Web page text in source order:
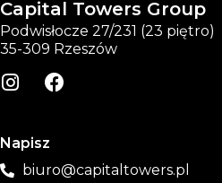
Capital Towers Group
Podwisłocze 27/231 (23 piętro)
35-309 Rzeszów
Napisz
biuro@capitaltowers.pl